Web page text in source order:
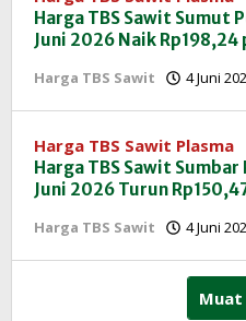
Harga TBS Sawit Sumut
Juni 2026 Naik Rp198,24
Harga TBS Sawit 4 Juni
Harga TBS Sawit Plasma
Harga TBS Sawit
Juni 2026 Turun
Harga TBS Sawit 4 Juni
Muat